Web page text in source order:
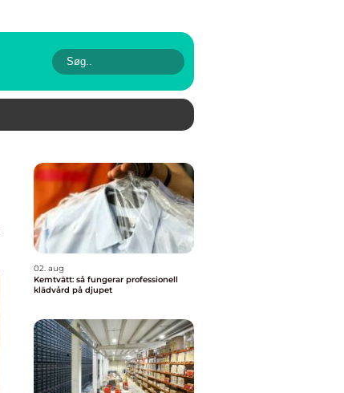
02. aug
Kemtvätt: så fungerar professionell
klädvård på djupet